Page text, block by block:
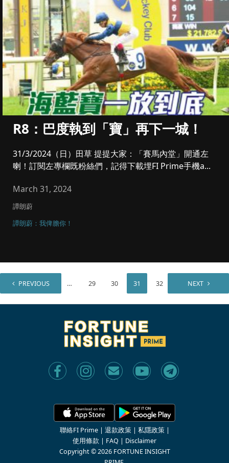
R8：巴度執到「寶」再下一城！
31/3/2024（日）田草 提提大家：「賽馬內堂」開通左
喇！訂閱左專欄既粉絲們，記得下載埋FI Prime手機a...
March 31, 2024
譚朗蔚
譚朗蔚：我俾膽你！
PREVIOUS
1 … 29 30 31 32 NEXT
聯絡FI Prime| 退款政策| 私隱政策|
使用條款 | FAQ | Disclaimer
Copyright © 2026 FORTUNE INSIGHT